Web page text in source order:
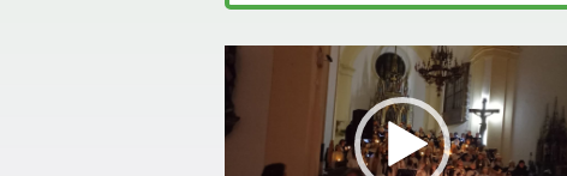
přehrávač